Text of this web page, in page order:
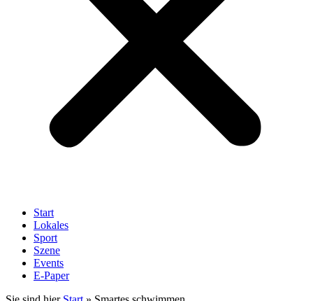
Start
Lokales
Sport
Szene
Events
E-Paper